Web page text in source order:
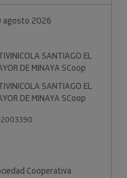
agosto 2026
SANTIAGO EL
DE MINAYA SCoop
SANTIAGO EL
DE MINAYA SCoop
Cooperativa